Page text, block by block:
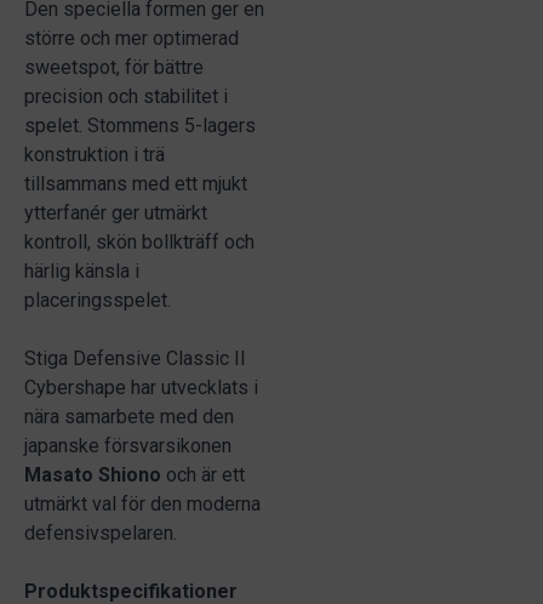
Den speciella formen ger en
större och mer optimerad
sweetspot, för bättre
precision och stabilitet i
spelet. Stommens 5-lagers
konstruktion i trä
tillsammans med ett mjukt
ytterfanér ger utmärkt
kontroll, skön bollkträff och
härlig känsla i
placeringsspelet.
Stiga Defensive Classic II
Cybershape har utvecklats i
nära samarbete med den
japanske försvarsikonen
Masato Shiono och är ett
utmärkt val för den moderna
defensivspelaren.
Produktspecifikationer